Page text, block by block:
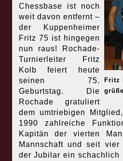
Fritz
Chessbase ist noch
weit davon entfernt –
der Kuppenheimer
Fritz 75 ist hingegen
nun raus! Rochade-
Turnierleiter Fritz
Kolb feiert heute
seinen 75.
Geburtstag. Die
Rochade gratuliert
dem umtriebigen
1990 zahlreiche
Kapitän der vierten
Mannschaft und seit
der Jubilar ein schachlich